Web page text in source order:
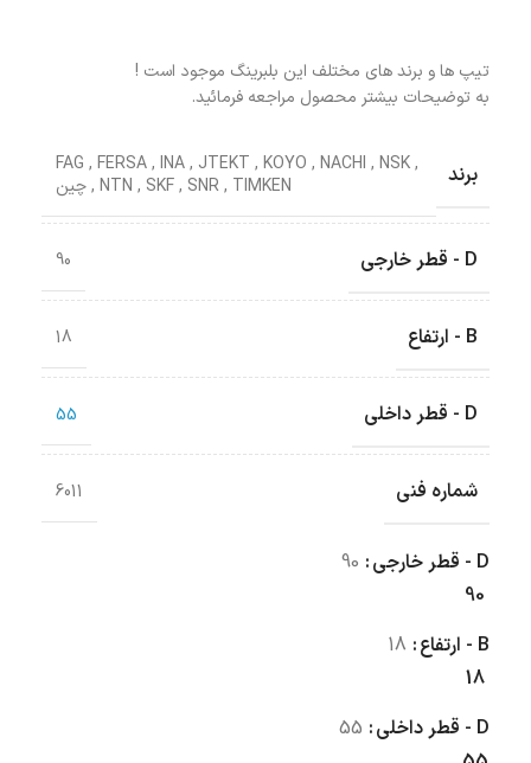
تیپ ها و برند های مختلف این بلبرینگ موجود است !
به توضیحات بیشتر محصول مراجعه فرمائید.
برند FAG , FERSA, INA, JTEKT , KOYO , NACHI , NSK,
NTN , SKF, SNR, TIMKEN
,چین
D - قطر خارجی 90
B - ارتفاع 18
D - قطر داخلی 55
شماره فنی 6011
D - قطر خارجی
90
90
B - ارتفاع
18
18
D - قطر داخلی
55